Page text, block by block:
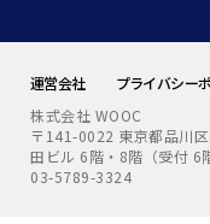
運営会社
プライバシー
株式会社 WOOC
〒141-0022 東京都品川
田ビル 6階・8階（受付 6
03-5789-3324